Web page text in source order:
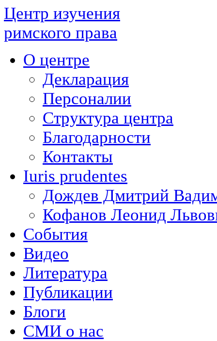
Центр изучения
римского права
О центре
Декларация
Персоналии
Структура центра
Благодарности
Контакты
Iuris prudentes
Дождев Дмитрий
Кофанов Леонид
События
Видео
Литература
Публикации
Блоги
СМИ о нас